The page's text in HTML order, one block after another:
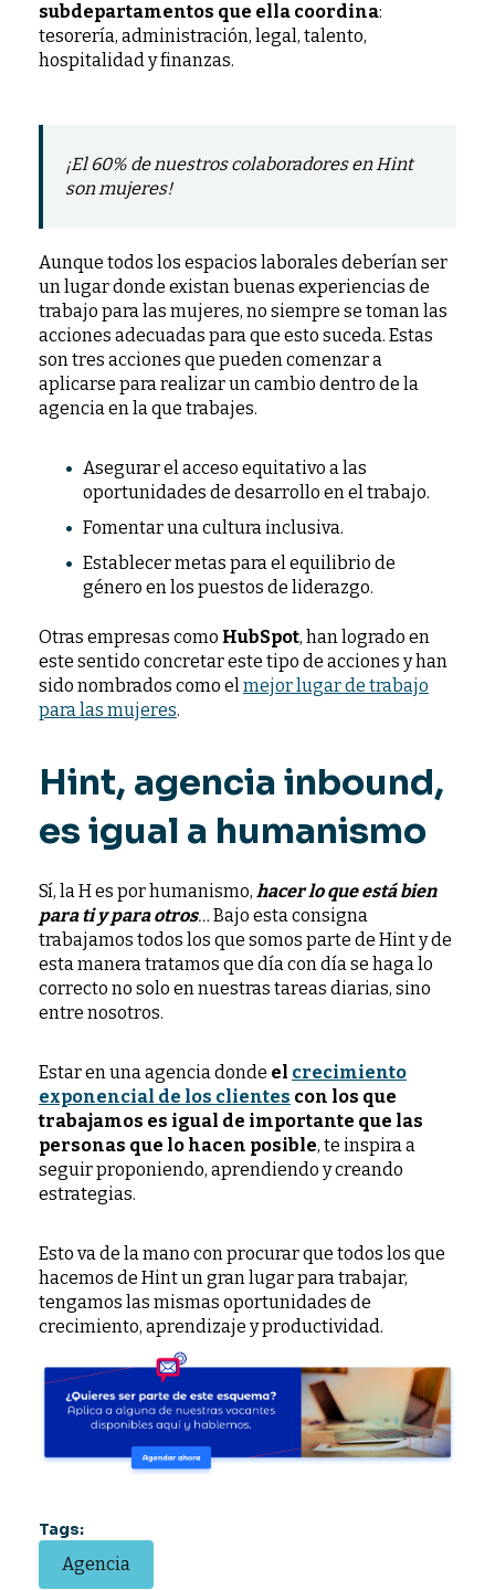
subdepartamentos que ella coordina:
tesorería, administración, legal, talento,
hospitalidad y finanzas.
¡El 60% de nuestros colaboradores en Hint
son mujeres!
Aunque todos los espacios laborales deberían ser
un lugar donde existan buenas experiencias de
trabajo para las mujeres, no siempre se toman las
acciones adecuadas para que esto suceda. Estas
son tres acciones que pueden comenzar a
aplicarse para realizar un cambio dentro de la
agencia en la que trabajes.
Asegurar el acceso equitativo a las
oportunidades de desarrollo en el trabajo.
Fomentar una cultura inclusiva.
Establecer metas para el equilibrio de
género en los puestos de liderazgo.
Otras empresas como HubSpot, han logrado en
este sentido concretar este tipo de acciones y han
sido nombrados como el mejor lugar de trabajo
para las mujeres.
Hint, agencia inbound,
es igual a humanismo
Sí, la H es por humanismo, hacer lo que está bien
para ti y para otros…Bajo esta consigna
trabajamos todos los que somos parte de Hint y de
esta manera tratamos que día con día se haga lo
correcto no solo en nuestras tareas diarias, sino
entre nosotros.
Estar en una agencia donde el crecimiento
exponencial de los clientes con los que
trabajamos es igual de importante que las
personas que lo hacen posible, te inspira a
seguir proponiendo, aprendiendo y creando
estrategias.
Esto va de la mano con procurar que todos los que
hacemos de Hint un gran lugar para trabajar,
tengamos las mismas oportunidades de
crecimiento, aprendizaje y productividad.
Tags:
Agencia